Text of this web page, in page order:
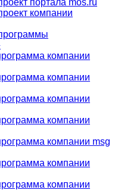
портала mos.ru
компании
компании
компании
компании
компании
компании msg
компании
компании